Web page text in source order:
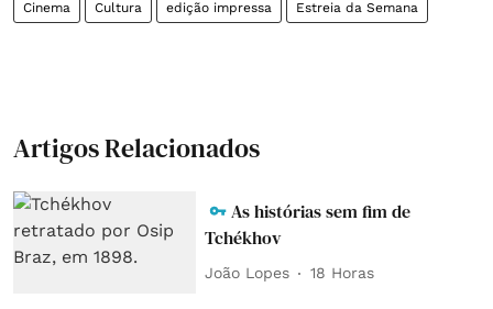
Cinema Cultura edição impressa Estreia da Semana
Artigos Relacionados
As histórias sem fim de
Tchékhov
João Lopes 18 Horas